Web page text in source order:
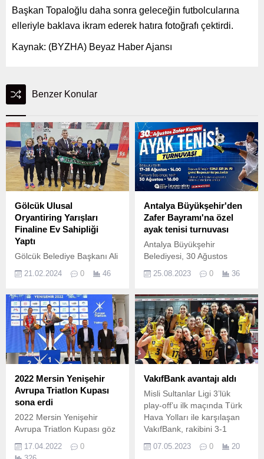
Başkan Topaloğlu daha sonra geleceğin futbolcularına
elleriyle baklava ikram ederek hatıra fotoğrafı çektirdi.
Kaynak: (BYZHA) Beyaz Haber Ajansı
Benzer Konular
Gölcük Ulusal
Oryantiring Yarışları
Finaline Ev Sahipliği
Yaptı
Gölcük Belediye Başkanı Ali
düzenlenen Oryantring
Birinciliği Yarışları finalinde
dereceye giren sporculara
ödüllerini takdim etti.
21.02.2024 0 46
Antalya Büyükşehir'den
Zafer Bayramı'na özel
ayak tenisi turnuvası
Antalya Büyükşehir
Belediyesi, 30 Ağustos
Antalyalıları spora teşvik
Turnuvası düzenliyor.
25.08.2023 0 36
2022 Mersin Yenişehir
Avrupa Triatlon Kupası
sona erdi
2022 Mersin Yenişehir
Avrupa Triatlon Kupası göz
Belediyesi, Avrupa Triatlon
17.04.2022
0
VakıfBank avantajı aldı
Misli Sultanlar Ligi 3’lük
play-off’u ilk maçında Türk
Hava Yolları ile karşılaşan
VakıfBank, rakibini 3-1
07.05.2023 0 20